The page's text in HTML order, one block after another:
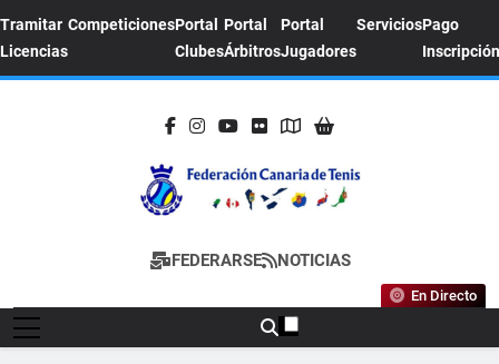
Tramitar
Licencias
CompeticionesPortal
Clubes
Portal
Árbitros
Portal
Jugadores
ServiciosPago
Inscripción
FEDERACION
CANARIA DE
TENIS
Sitio Oficial De La Federación Canaria De
FEDERARSE NOTICIAS
En Directo